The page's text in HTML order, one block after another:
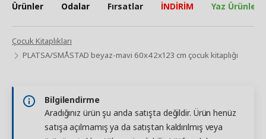
Ürünler Odalar Fırsatlar İNDİRİM Yaz Ürünleri
Çocuk Kitaplıkları
PLATSA/SMÅSTAD beyaz-mavi 60x42x123 cm çocuk kitaplığı
Bilgilendirme
Aradığınız ürün şu anda satışta değildir. Ürün henüz
satışa açılmamış ya da satıştan kaldırılmış veya